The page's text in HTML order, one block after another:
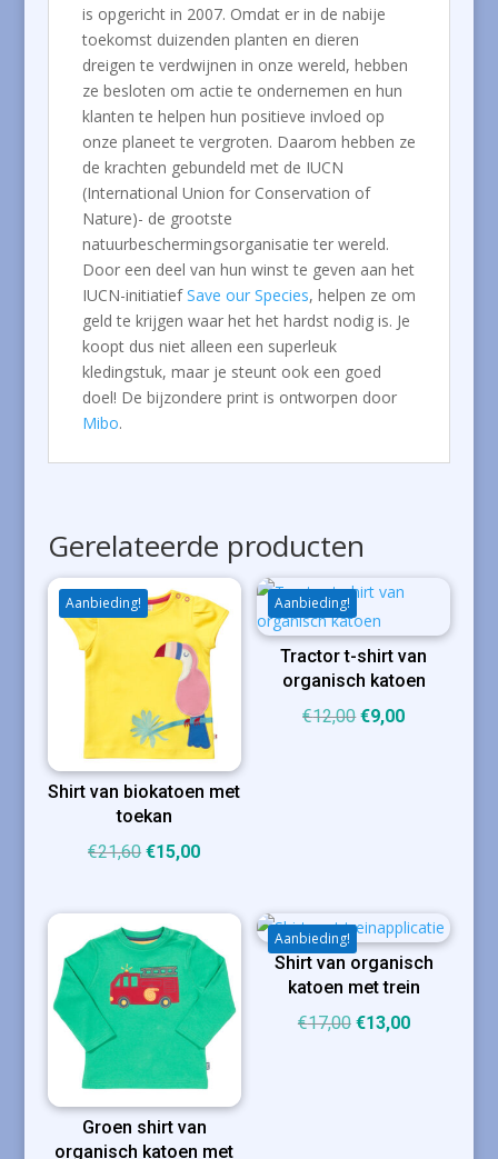
is opgericht in 2007. Omdat er in de nabije
toekomst duizenden planten en dieren
dreigen te verdwijnen in onze wereld, hebben
ze besloten om actie te ondernemen en hun
klanten te helpen hun positieve invloed op
onze planeet te vergroten. Daarom hebben ze
de krachten gebundeld met de IUCN
(International Union for Conservation of
Nature)- de grootste
natuurbeschermingsorganisatie ter wereld.
Door een deel van hun winst te geven aan het
IUCN-initiatiefSave our Species, helpen ze om
geld te krijgen waar het het hardst nodig is. Je
koopt dus niet alleen een superleuk
kledingstuk, maar je steunt ook een goed
doel! De bijzondere print is ontworpen door
Mibo.
Gerelateerde producten
Aanbieding!
Shirt van biokatoen met
toekan
€21,60 Oorspronkelijke
was:
€21,60.
€15,00Huidige
is:
€15,00.
Aanbieding!
Tractor t-shirt van
organisch katoen
€12,00Oorspronkelijke
€9,00Huidige
Groen shirt van
organisch katoen met
Aanbieding!
Shirt van organisch
katoen met trein
€17,00 Oorspronkelijke
€13,00Huidige